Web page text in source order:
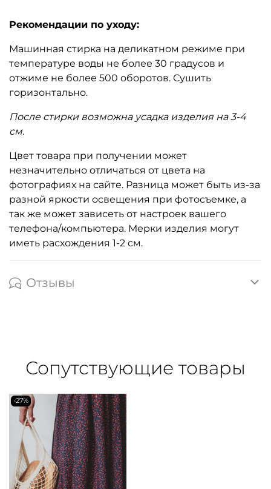
Рекомендации по уходу:
Машинная стирка на деликатном режиме при
температуре воды не более 30 градусов и
отжиме не более 500 оборотов. Сушить
горизонтально.
После стирки возможна усадка изделия на 3-4
см.
Цвет товара при получении может
незначительно отличаться от цвета на
фотографиях на сайте. Разница может быть из-за
разной яркости освещения при фотосъемке, а
так же может зависеть от настроек вашего
телефона/компьютера. Мерки изделия могут
иметь расхождения 1-2 см.
Отзывы
Сопутствующие товары
-27%